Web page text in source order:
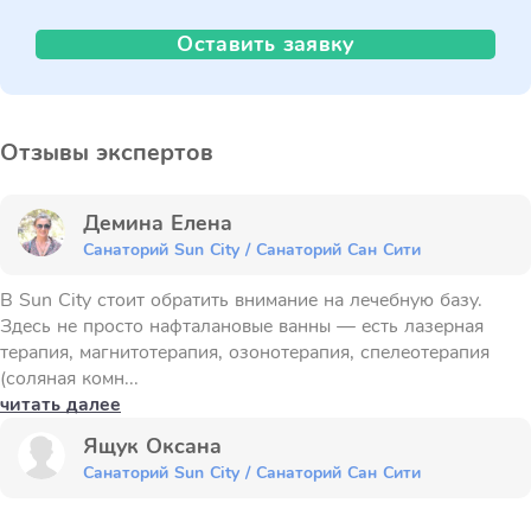
Оставить заявку
Отзывы экспертов
Демина Елена
Санаторий Sun City / Санаторий Сан Сити
В Sun City стоит обратить внимание на лечебную базу.
Здесь не просто нафталановые ванны — есть лазерная
терапия, магнитотерапия, озонотерапия, спелеотерапия
(соляная комн...
читать далее
Ящук Оксана
Санаторий Sun City / Санаторий Сан Сити